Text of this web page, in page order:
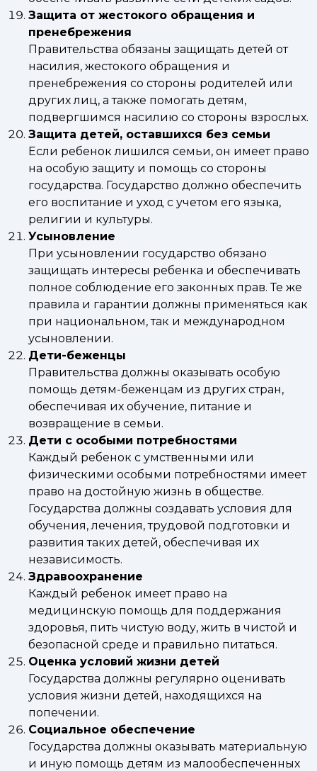
Защита от жестокого обращения и
пренебрежения
Правительства обязаны защищать детей от
насилия, жестокого обращения и
пренебрежения со стороны родителей или
других лиц, а также помогать детям,
подвергшимся насилию со стороны взрослых.
Защита детей, оставшихся без семьи
Если ребенок лишился семьи, он имеет право
на особую защиту и помощь со стороны
государства. Государство должно обеспечить
его воспитание и уход с учетом его языка,
религии и культуры.
Усыновление
При усыновлении государство обязано
защищать интересы ребенка и обеспечивать
полное соблюдение его законных прав. Те же
правила и гарантии должны применяться как
при национальном, так и международном
усыновлении.
Дети-беженцы
Правительства должны оказывать особую
помощь детям-беженцам из других стран,
обеспечивая их обучение, питание и
возвращение в семьи.
Дети с особыми потребностями
Каждый ребенок с умственными или
физическими особыми потребностями имеет
право на достойную жизнь в обществе.
Государства должны создавать условия для
обучения, лечения, трудовой подготовки и
развития таких детей, обеспечивая их
независимость.
Здравоохранение
Каждый ребенок имеет право на
медицинскую помощь для поддержания
здоровья, пить чистую воду, жить в чистой и
безопасной среде и правильно питаться.
Оценка условий жизни детей
Государства должны регулярно оценивать
условия жизни детей, находящихся на
попечении.
Социальное обеспечение
Государства должны оказывать материальную
и иную помощь детям из малообеспеченных